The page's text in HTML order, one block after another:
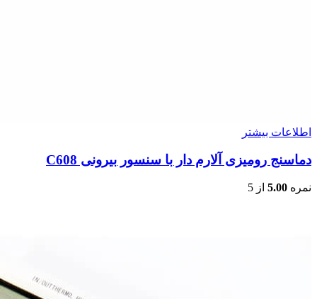
اطلاعات بیشتر
دماسنج رومیزی آلارم دار با سنسور بیرونی C608
نمره 5.00 از 5